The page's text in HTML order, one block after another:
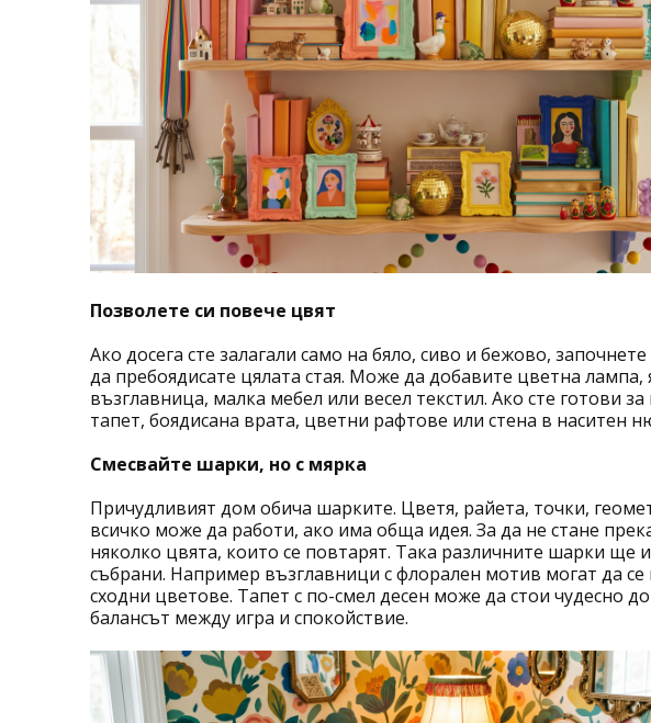
Позволете си повече цвят
Ако досега сте залагали само на бяло, сиво и бежово,
да пребоядисате цялата стая. Може да добавите цветна
възглавница, малка мебел или весел текстил. Ако сте готови
тапет, боядисана врата, цветни рафтове или стена в наситен
Смесвайте шарки, но с мярка
Причудливият дом обича шарките. Цветя, райета, точки,
всичко може да работи, ако има обща идея. За да не стане
няколко цвята, които се повтарят. Така различните шарки ще
събрани. Например възглавници с флорален мотив могат да
сходни цветове. Тапет с по-смел десен може да стои чудесно
балансът между игра и спокойствие.